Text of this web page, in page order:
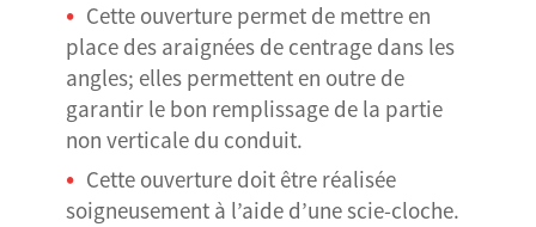
Cette ouverture permet de mettre en
place des araignées de centrage dans les
angles; elles permettent en outre de
garantir le bon remplissage de la partie
non verticale du conduit.
Cette ouverture doit être réalisée
soigneusement à l’aide d’une scie-cloche.